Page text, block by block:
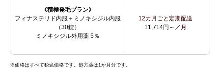
《積極発毛プラン》
フィナステリド内服＋ミノキシジル内服
（30錠）
ミノキシジル外用薬 5％
12カ月ごと定期配送
11,714円～ ／月
※価格はすべて税込価格です。処方薬は1か月分です。